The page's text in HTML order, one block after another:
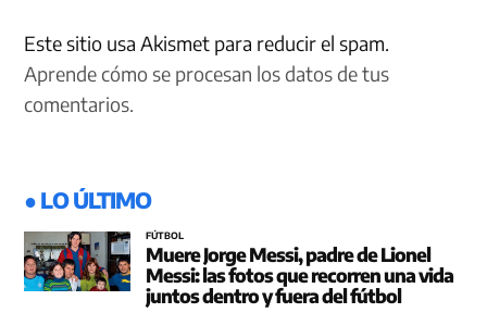
Este sitio usa Akismet para reducir el spam.
Aprende cómo se procesan los datos de tus
comentarios.
● LO ÚLTIMO
FÚTBOL
Muere Jorge Messi, padre de Lionel
Messi: las fotos que recorren una vida
juntos dentro y fuera del fútbol